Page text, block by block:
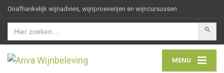
Onafhankelijk wijnadvies, wijnproeverijen en wijncursussen
Zoek
naar:
MENU